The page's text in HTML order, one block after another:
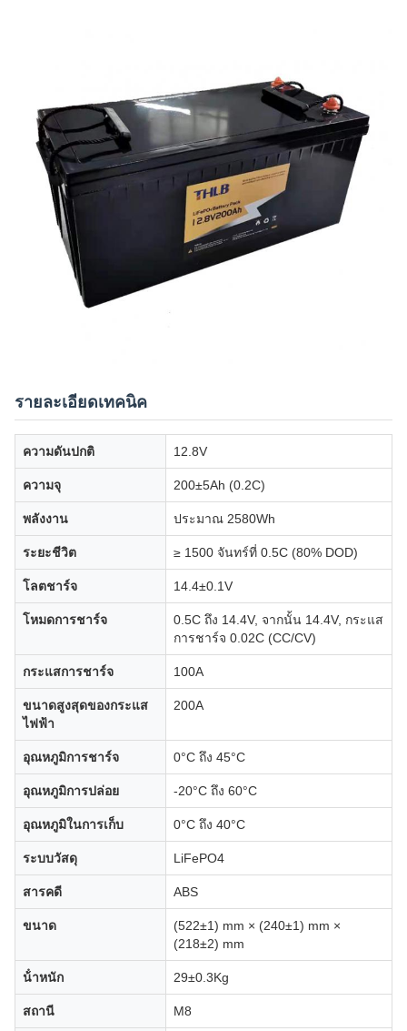
รายละเอียดเทคนิค
ความดันปกติ 12.8V
ความจุ 200±5Ah (0.2C)
พลังงาน ประมาณ 2580Wh
ระยะชีวิต ≥ 1500 จันทร์ที่ 0.5C (80% DOD)
โลตชาร์จ 14.4±0.1V
โหมดการชาร์จ
0.5C ถึง 14.4V, จากนั้น 14.4V, กระแส
การชาร์จ 0.02C (CC/CV)
กระแสการชาร์จ 100A
ขนาดสูงสุดของกระแส
ไฟฟ้า
200A
อุณหภูมิการชาร์จ 0°C ถึง 45°C
อุณหภูมิการปล่อย -20°C ถึง 60°C
อุณหภูมิในการเก็บ 0°C ถึง 40°C
ระบบวัสดุ LiFePO4
สารคดี ABS
ขนาด
(522±1) mm × (240±1) mm ×
(218±2) mm
น้ําหนัก 29±0.3Kg
สถานี M8